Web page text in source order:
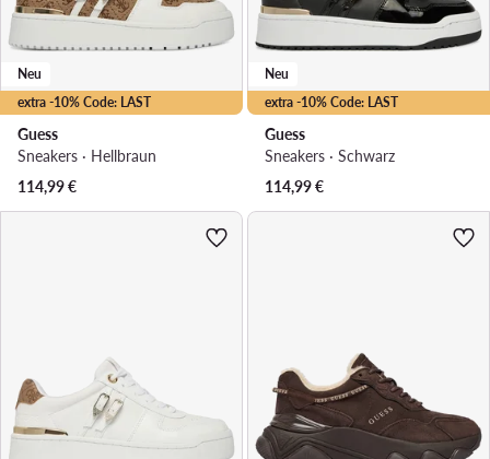
extra -10% Code: LAST
Neu
Guess
Sneakers · Hellbraun
114,99€
extra -10% Code: LAST
Neu
Guess
Sneakers · Schwarz
114,99€